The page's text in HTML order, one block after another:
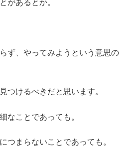
があるとか。
ず、やってみようという意思の
つけるべきだと思います。
なことであっても。
つまらないことであっても。